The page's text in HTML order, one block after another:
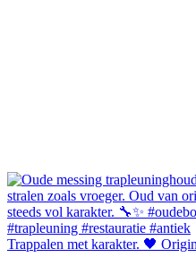
Trappalen met karakter. 🖤